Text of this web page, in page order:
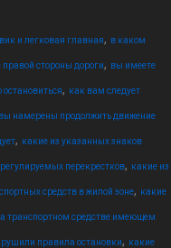
и легковая главная, в каком
правой стороны дороги, вы имеете
, как вам следует
вы намерены продолжить движение
, какие из указанных знаков
перекрестков, какие из
средств в жилой зоне, какие
транспортном средстве имеющем
правила остановки, какие